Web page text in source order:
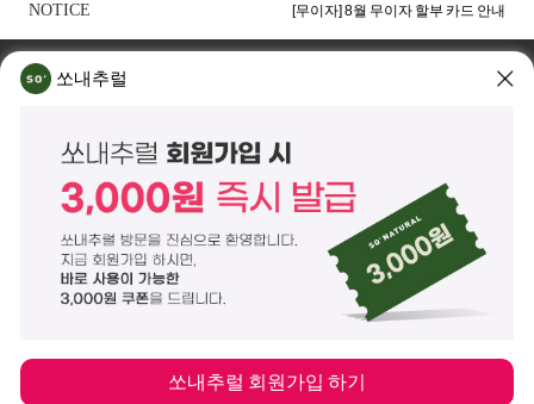
NOTICE
[무이자] 8월 무이자 할부 카드 안내
쏘내추럴 소개
사업자등록번호 261-81-21889
통신판매업신고 제2014-서울강남-03442호
제품/배송 문의help@sonatural.co.kr
마케팅 문의 marketing@sonatural.co.kr
(평일 10:00~18:00 / 점심시간 12:30~13:30)
해외 수출 문의
MAILinfo@sonatural.co.kr
ENGLISH CS CENTER
쏘내추럴
쏘내추럴 회원가입 하기